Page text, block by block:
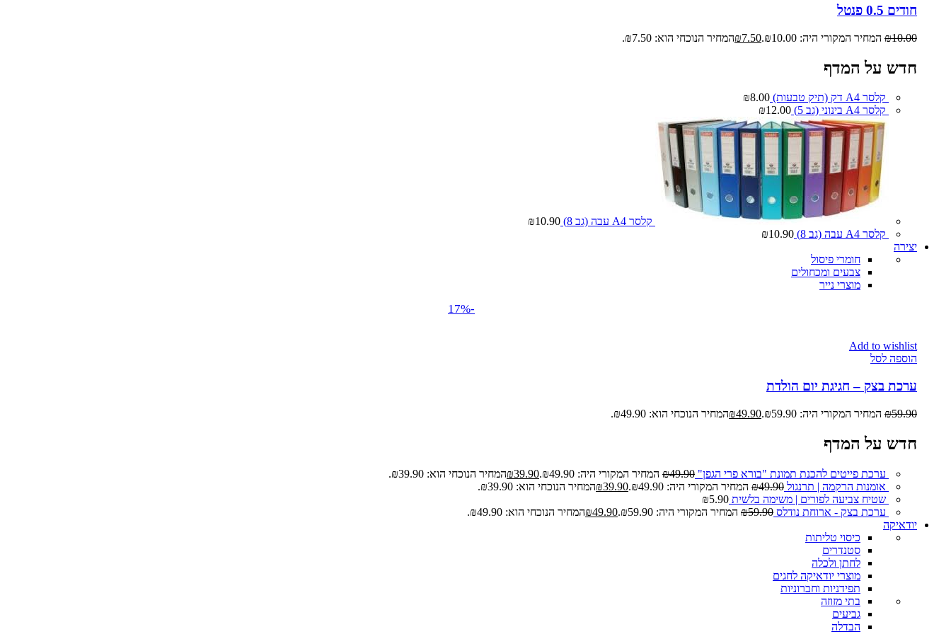
חודים 0.5 פנטל
₪10.00 המחיר המקורי היה: ₪10.00. ₪7.50 המחיר הנוכחי הוא: ₪7.50.
חדש על המדף
קלסר A4 דק (תיק טבעות) ₪8.00
קלסר A4 בינוני (גב 5)
₪12.00
קלסר A4 עבה (גב 8) ₪10.90
קלסר A4 עבה (גב 8)
₪10.90
יצירה
חומרי פיסול
צבעים ומכחולים
מוצרי נייר
-17%
Add to wishlist
הוספה לסל
ערכת בצק – חגיגת יום הולדת
₪59.90 המחיר המקורי היה: ₪59.90. ₪49.90 המחיר הנוכחי הוא: ₪49.90.
חדש על המדף
ערכת פייטים להכנת תמונת "בורא פרי הגפן" ₪49.90 המחיר המקורי היה: ₪49.90. ₪39.90
המחיר הנוכחי הוא: ₪39.90.
אומנות הרקמה | תרנגול
₪49.90 המחיר המקורי היה: ₪49.90. ₪39.90
המחיר הנוכחי הוא: ₪39.90.
שטיח צביעה לפורים | משימה בלשית
₪5.90
ערכת בצק - ארוחת נודלס
₪59.90 המחיר המקורי היה: ₪59.90. ₪49.90
המחיר הנוכחי הוא: ₪49.90.
יודאיקה
כיסוי טליתות
סטנדרים
לחתן ולכלה
מוצרי יודאיקה לחגים
תפידניות וחברוניות
בתי מזוזה
גביעים
הבדלה